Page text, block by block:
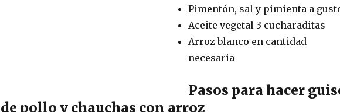
Pimentón, sal y pimienta a
Aceite vegetal 3 cucharaditas
Arroz blanco en cantidad
necesaria
Pasos para hacer
de pollo y chauchas con arroz